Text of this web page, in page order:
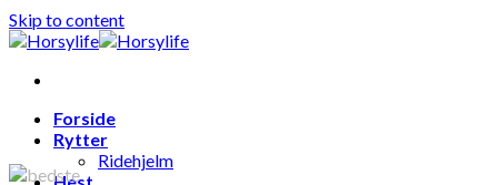
Skip to content
Forside
Rytter
Ridehjelm